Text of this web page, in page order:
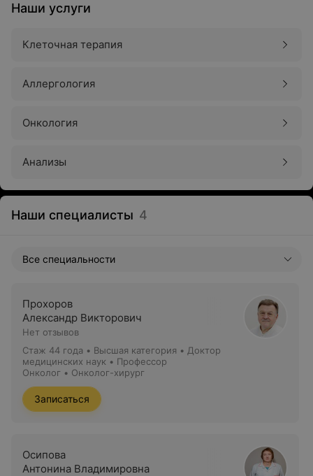
Наши услуги
Клеточная терапия
Аллергология
Онкология
Анализы
Наши специалисты 4
Все специальности
Прохоров
Александр Викторович
Нет отзывов
Стаж 44 года • Высшая категория • Доктор
медицинских наук • Профессор
Онколог • Онколог-хирург
Записаться
Осипова
Антонина Владимировна